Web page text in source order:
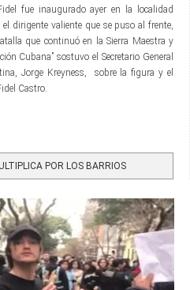
fue inaugurado ayer en la localidad
el dirigente valiente que se puso al frente,
que continuó en la Sierra Maestra y
Cubana” sostuvo el Secretario General
Jorge Kreyness, sobre la figura y el
Castro.
POR LOS BARRIOS